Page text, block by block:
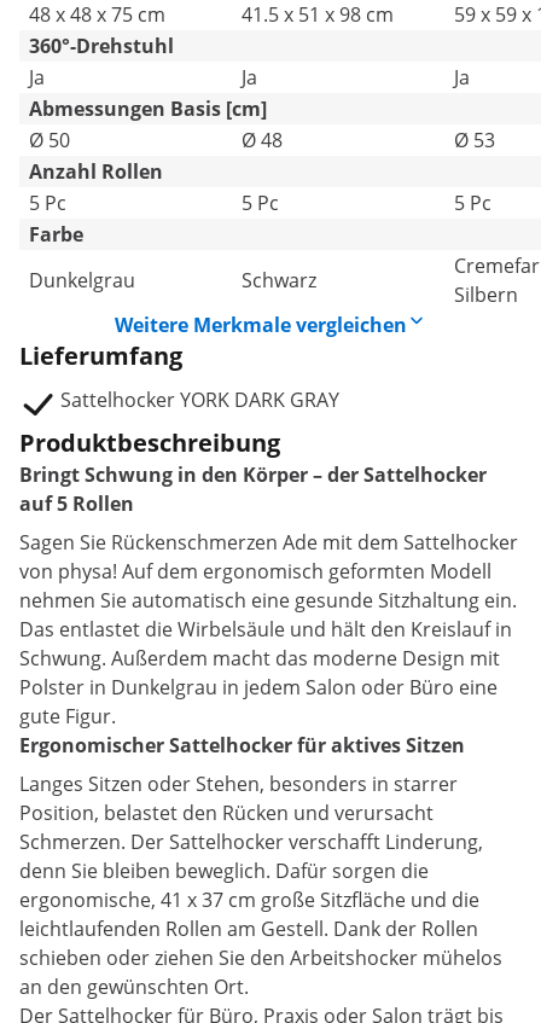
48 x 48 x 75 cm
41.5 x 51 x 98 cm
59 x 59 x
360°-Drehstuhl
Ja
Ja
Ja
Abmessungen Basis [cm]
Ø 50
Ø 48
Ø 53
Anzahl Rollen
5 Pc
5 Pc
5 Pc
Farbe
Dunkelgrau
Schwarz
Silbern
Weitere Merkmale vergleichen
Lieferumfang
Sattelhocker YORK DARK GRAY
Produktbeschreibung
Bringt Schwung in den Körper – der Sattelhocker
auf 5 Rollen
Sagen Sie Rückenschmerzen Ade mit dem Sattelhocker
von physa! Auf dem ergonomisch geformten Modell
nehmen Sie automatisch eine gesunde Sitzhaltung ein.
Das entlastet die Wirbelsäule und hält den Kreislauf in
Schwung. Außerdem macht das moderne Design mit
Polster in Dunkelgrau in jedem Salon oder Büro eine
gute Figur.
Ergonomischer Sattelhocker für aktives Sitzen
Langes Sitzen oder Stehen, besonders in starrer
Position, belastet den Rücken und verursacht
Schmerzen. Der Sattelhocker verschafft Linderung,
denn Sie bleiben beweglich. Dafür sorgen die
ergonomische, 41 x 37 cm große Sitzfläche und die
leichtlaufenden Rollen am Gestell. Dank der Rollen
schieben oder ziehen Sie den Arbeitshocker mühelos
an den gewünschten Ort.
Der Sattelhocker für Büro, Praxis oder Salon trägt bis